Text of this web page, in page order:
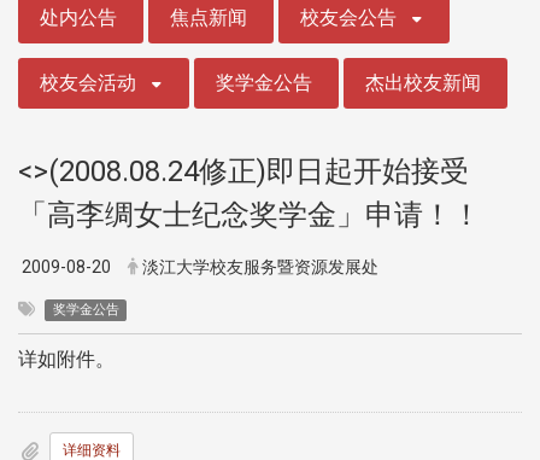
处内公告 焦点新闻 校友会公告
校友会活动 奖学金公告 杰出校友新闻
<>(2008.08.24修正)即日起开始接受
「高李绸女士纪念奖学金」申请！！
2009-08-20 淡江大学校友服务暨资源发展处
奖学金公告
详如附件。
详细资料